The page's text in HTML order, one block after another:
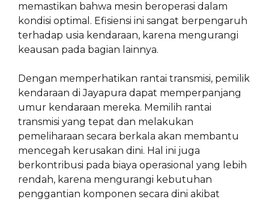
memastikan bahwa mesin beroperasi dalam
kondisi optimal. Efisiensi ini sangat berpengaruh
terhadap usia kendaraan, karena mengurangi
keausan pada bagian lainnya.
Dengan memperhatikan rantai transmisi, pemilik
kendaraan di Jayapura dapat memperpanjang
umur kendaraan mereka. Memilih rantai
transmisi yang tepat dan melakukan
pemeliharaan secara berkala akan membantu
mencegah kerusakan dini. Hal ini juga
berkontribusi pada biaya operasional yang lebih
rendah, karena mengurangi kebutuhan
penggantian komponen secara dini akibat